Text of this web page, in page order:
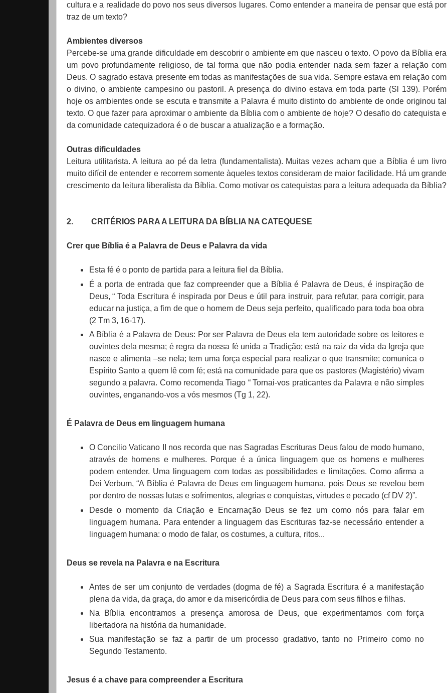
cultura e a realidade do povo nos seus diversos lugares. Como entender a maneira de pensar que está por
traz de um texto?
Ambientes diversos
Percebe-se uma grande dificuldade em descobrir o ambiente em que nasceu o texto. O povo da Bíblia era
um povo profundamente religioso, de tal forma que não podia entender nada sem fazer a relação com
Deus. O sagrado estava presente em todas as manifestações de sua vida. Sempre estava em relação com
o divino, o ambiente campesino ou pastoril. A presença do divino estava em toda parte (Sl 139). Porém
hoje os ambientes onde se escuta e transmite a Palavra é muito distinto do ambiente de onde originou tal
texto. O que fazer para aproximar o ambiente da Bíblia com o ambiente de hoje? O desafio do catequista e
da comunidade catequizadora é o de buscar a atualização e a formação.
Outras dificuldades
Leitura utilitarista. A leitura ao pé da letra (fundamentalista). Muitas vezes acham que a Bíblia é um livro
muito difícil de entender e recorrem somente àqueles textos consideram de maior facilidade. Há um grande
crescimento da leitura liberalista da Bíblia. Como motivar os catequistas para a leitura adequada da Bíblia?
2. CRITÉRIOS PARA A LEITURA DA BÍBLIA NA CATEQUESE
Crer que Bíblia é a Palavra de Deus e Palavra da vida
Esta fé é o ponto de partida para a leitura fiel da Bíblia.
É a porta de entrada que faz compreender que a Bíblia é Palavra de Deus, é inspiração de
Deus, “ Toda Escritura é inspirada por Deus e útil para instruir, para refutar, para corrigir, para
educar na justiça, a fim de que o homem de Deus seja perfeito, qualificado para toda boa obra
(2 Tm 3, 16-17).
A Bíblia é a Palavra de Deus: Por ser Palavra de Deus ela tem autoridade sobre os leitores e
ouvintes dela mesma; é regra da nossa fé unida a Tradição; está na raiz da vida da Igreja que
nasce e alimenta –se nela; tem uma força especial para realizar o que transmite; comunica o
Espírito Santo a quem lê com fé; está na comunidade para que os pastores (Magistério) vivam
segundo a palavra. Como recomenda Tiago “ Tornai-vos praticantes da Palavra e não simples
ouvintes, enganando-vos a vós mesmos (Tg 1, 22).
É Palavra de Deus em linguagem humana
O Concilio Vaticano II nos recorda que nas Sagradas Escrituras Deus falou de modo humano,
através de homens e mulheres. Porque é a única linguagem que os homens e mulheres
podem entender. Uma linguagem com todas as possibilidades e limitações. Como afirma a
Dei Verbum, “A Bíblia é Palavra de Deus em linguagem humana, pois Deus se revelou bem
por dentro de nossas lutas e sofrimentos, alegrias e conquistas, virtudes e pecado (cf DV 2)”.
Desde o momento da Criação e Encarnação Deus se fez um como nós para falar em
linguagem humana. Para entender a linguagem das Escrituras faz-se necessário entender a
linguagem humana: o modo de falar, os costumes, a cultura, ritos...
Deus se revela na Palavra e na Escritura
Antes de ser um conjunto de verdades (dogma de fé) a Sagrada Escritura é a manifestação
plena da vida, da graça, do amor e da misericórdia de Deus para com seus filhos e filhas.
Na Bíblia encontramos a presença amorosa de Deus, que experimentamos com força
libertadora na história da humanidade.
Sua manifestação se faz a partir de um processo gradativo, tanto no Primeiro como no
Segundo Testamento.
Jesus é a chave para compreender a Escritura